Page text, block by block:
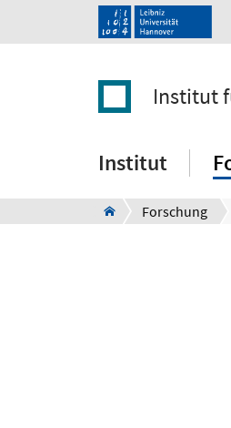
Institut
Institut
Forschung